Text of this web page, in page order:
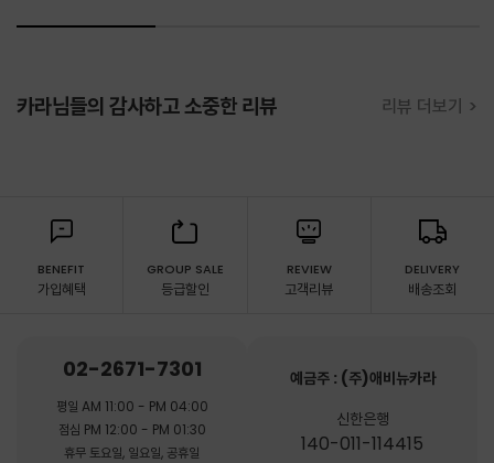
카라님들의 감사하고 소중한 리뷰 리뷰 더보기 >
BENEFIT
가입혜택
GROUP SALE
등급할인
REVIEW
고객리뷰
DELIVERY
배송조회
02-2671-7301
평일 AM 11:00 - PM 04:00
점심 PM 12:00 - PM 01:30
휴무 토요일, 일요일, 공휴일
예금주 : (주)애비뉴카라
신한은행
140-011-114415